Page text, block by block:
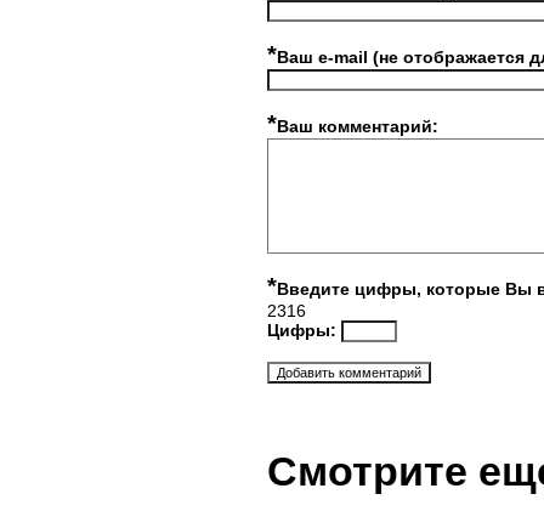
*Ваш e-mail (не отображается
*Ваш комментарий:
*Введите цифры, которые Вы
2316
Цифры:
Смотрите